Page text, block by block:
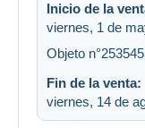
Inicio de la
viernes, 1 de
Objeto
Fin de la venta:
viernes, 14 de